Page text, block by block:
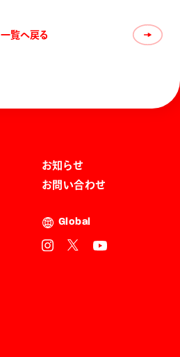
一覧へ戻る
お知らせ
お問い合わせ
Global